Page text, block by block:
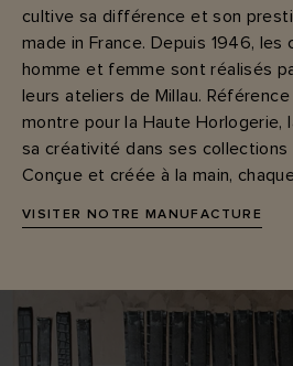
cultive sa différence et son
made in France. Depuis 1946,
homme et femme sont réalisés
leurs ateliers de Millau.
montre pour la Haute Horlogerie,
sa créativité dans ses collections
Conçue et créée à la main,
VISITER NOTRE MANUFACTURE